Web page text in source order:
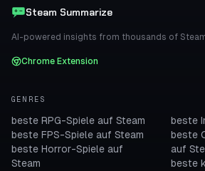
Steam Summarize
AI-powered insights from thousands of
Chrome Extension
GENRES
beste RPG-Spiele auf Steam
beste FPS-Spiele auf Steam
beste Horror-Spiele auf
Steam
beste
beste
auf
beste